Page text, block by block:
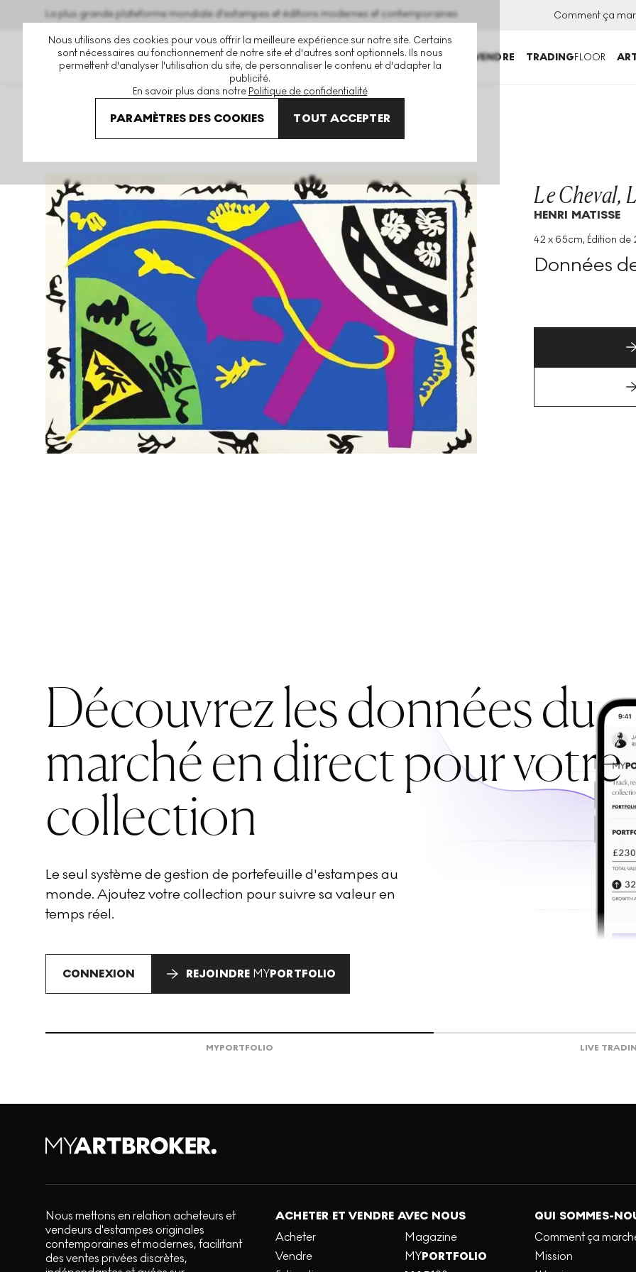
Nous utilisons des cookies pour vous offrir la meilleure expérience sur notre site. Certains
sont nécessaires au fonctionnement de notre site et d'autres sont optionnels. Ils nous
permettent d'analyser l'utilisation du site, de personnaliser le contenu et d'adapter la
publicité.
En savoir plus dans notre Politique de confidentialité
PARAMÈTRES DES COOKIES TOUT ACCEPTER
La plus grande plateforme mondiale d'estampes et éditions modernes et contemporaines Comment ça
ACHETER VENDRE TRADINGFLOOR
Le Cheval,
HENRI MATISSE
42 x 65cm, Édition de
Technique: Pochoir
Taille De L'édition :
Données
Découvrez les données du
marché en direct pour votre
collection
Le seul système de gestion de portefeuille d'estampes au
monde. Ajoutez votre collection pour suivre sa valeur en
temps réel.
CONNEXION REJOINDRE MYPORTFOLIO
MYPORTFOLIO LIVE
Nous mettons en relation acheteurs et
vendeurs d'estampes originales
contemporaines et modernes, facilitant
des ventes privées discrètes,
ACHETER ET VENDRE AVEC NOUS
Acheter
Vendre
Magazine
MYPORTFOLIO
QUI SOMMES-
Comment ça
Mission